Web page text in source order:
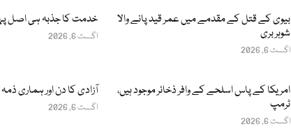
بیوی کے قتل کے مقدمے میں عمر قید پانے والا
شوہر بری
اگست 6, 2026
خدمت کا جذبہ ہی اصل
اگست 6, 2026
امریکا کے پاس اسلحے کے وافر ذخائر موجود ہیں،
ٹرمپ
اگست 6, 2026
آزادی کا دن اور ہماری
اگست 6, 2026